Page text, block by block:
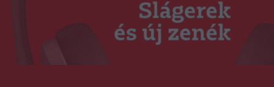
Duma Duba
Podcast és videók
Stáb